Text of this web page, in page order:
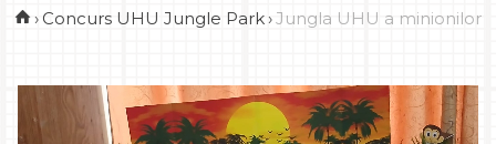
› Concurs UHU Jungle Park›Jungla UHU a minionilor